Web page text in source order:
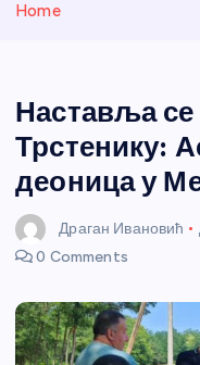
Home
Наставља се
Трстенику:
деоница у
Драган Ивановић
0 Comments